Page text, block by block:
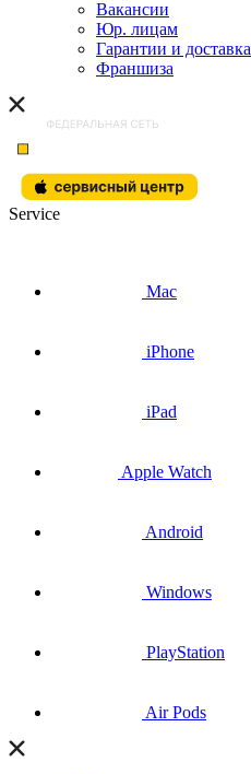
Вакансии
Юр. лицам
Гарантии и доставка
Франшиза
Service
Mac
iPhone
iPad
Apple Watch
Android
Windows
PlayStation
Air Pods